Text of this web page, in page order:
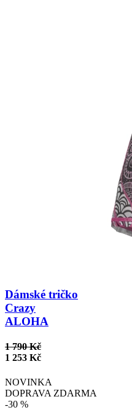
Dámské tričko
Crazy
ALOHA
1 790 Kč
1 253 Kč
NOVINKA
DOPRAVA ZDARMA
-30 %